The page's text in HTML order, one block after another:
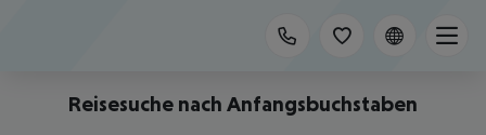
Reisesuche nach Anfangsbuchstaben